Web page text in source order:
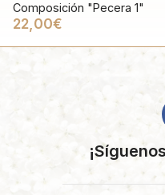
Composición "Pecera 1"
22,00€